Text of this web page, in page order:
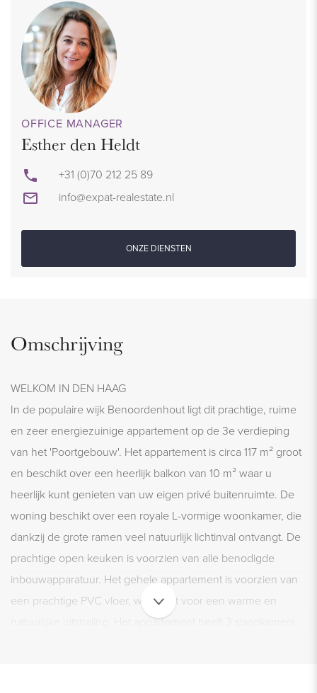
OFFICE MANAGER
Esther den Heldt
+31 (0)70 212 25 89
info@expat-realestate.nl
ONZE DIENSTEN
Omschrijving
WELKOM IN DEN HAAG
In de populaire wijk Benoordenhout ligt dit prachtige, ruime
en zeer energiezuinige appartement op de 3e verdieping
van het 'Poortgebouw'. Het appartement is circa 117 m² groot
en beschikt over een heerlijk balkon van 10 m² waar u
heerlijk kunt genieten van uw eigen privé buitenruimte. De
woning beschikt over een royale L-vormige woonkamer, die
dankzij de grote ramen veel natuurlijk lichtinval ontvangt. De
prachtige open keuken is voorzien van alle benodigde
inbouwapparatuur. Het gehele appartement is voorzien van
een prachtige PVC vloer, wat zorgt voor een warme en
natuurlijke uitstraling. Het appartement heeft 3 slaapkamers,